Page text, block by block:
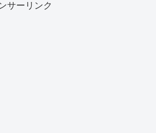
サーリンク